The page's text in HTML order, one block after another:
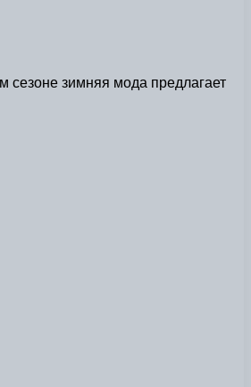
сезоне зимняя мода предлагает